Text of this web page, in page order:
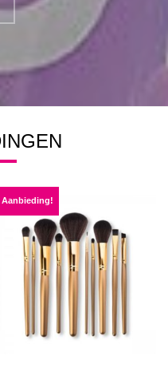
Aanbieding!